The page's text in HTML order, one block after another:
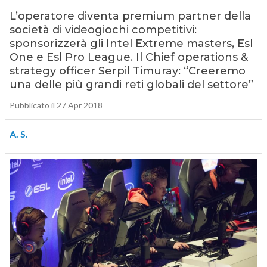
L’operatore diventa premium partner della
società di videogiochi competitivi:
sponsorizzerà gli Intel Extreme masters, Esl
One e Esl Pro League. Il Chief operations &
strategy officer Serpil Timuray: “Creeremo
una delle più grandi reti globali del settore”
Pubblicato il 27 Apr 2018
A. S.